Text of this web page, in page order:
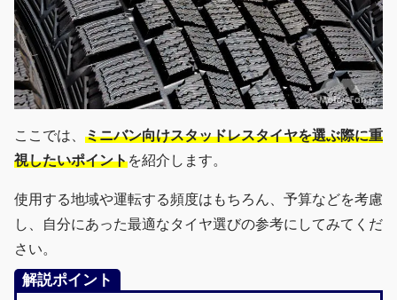
ここでは、 ミニバン向けスタッドレスタイヤを選ぶ際に重
視したいポイントを紹介します。
使用する地域や運転する頻度はもちろん、予算などを考慮
し、自分にあった最適なタイヤ選びの参考にしてみてくだ
さい。
解説ポイント